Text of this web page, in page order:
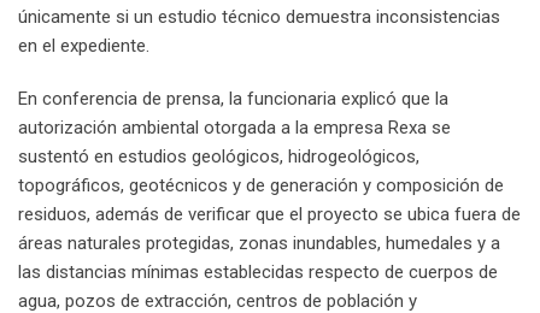
únicamente si un estudio técnico demuestra inconsistencias
en el expediente.
En conferencia de prensa, la funcionaria explicó que la
autorización ambiental otorgada a la empresa Rexa se
sustentó en estudios geológicos, hidrogeológicos,
topográficos, geotécnicos y de generación y composición de
residuos, además de verificar que el proyecto se ubica fuera de
áreas naturales protegidas, zonas inundables, humedales y a
las distancias mínimas establecidas respecto de cuerpos de
agua, pozos de extracción, centros de población y